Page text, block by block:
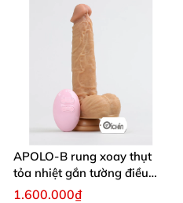
APOLO-B rung xoay thụt
tỏa nhiệt gắn tường điều
khiển từ xa đa chế độ
1.600.000₫